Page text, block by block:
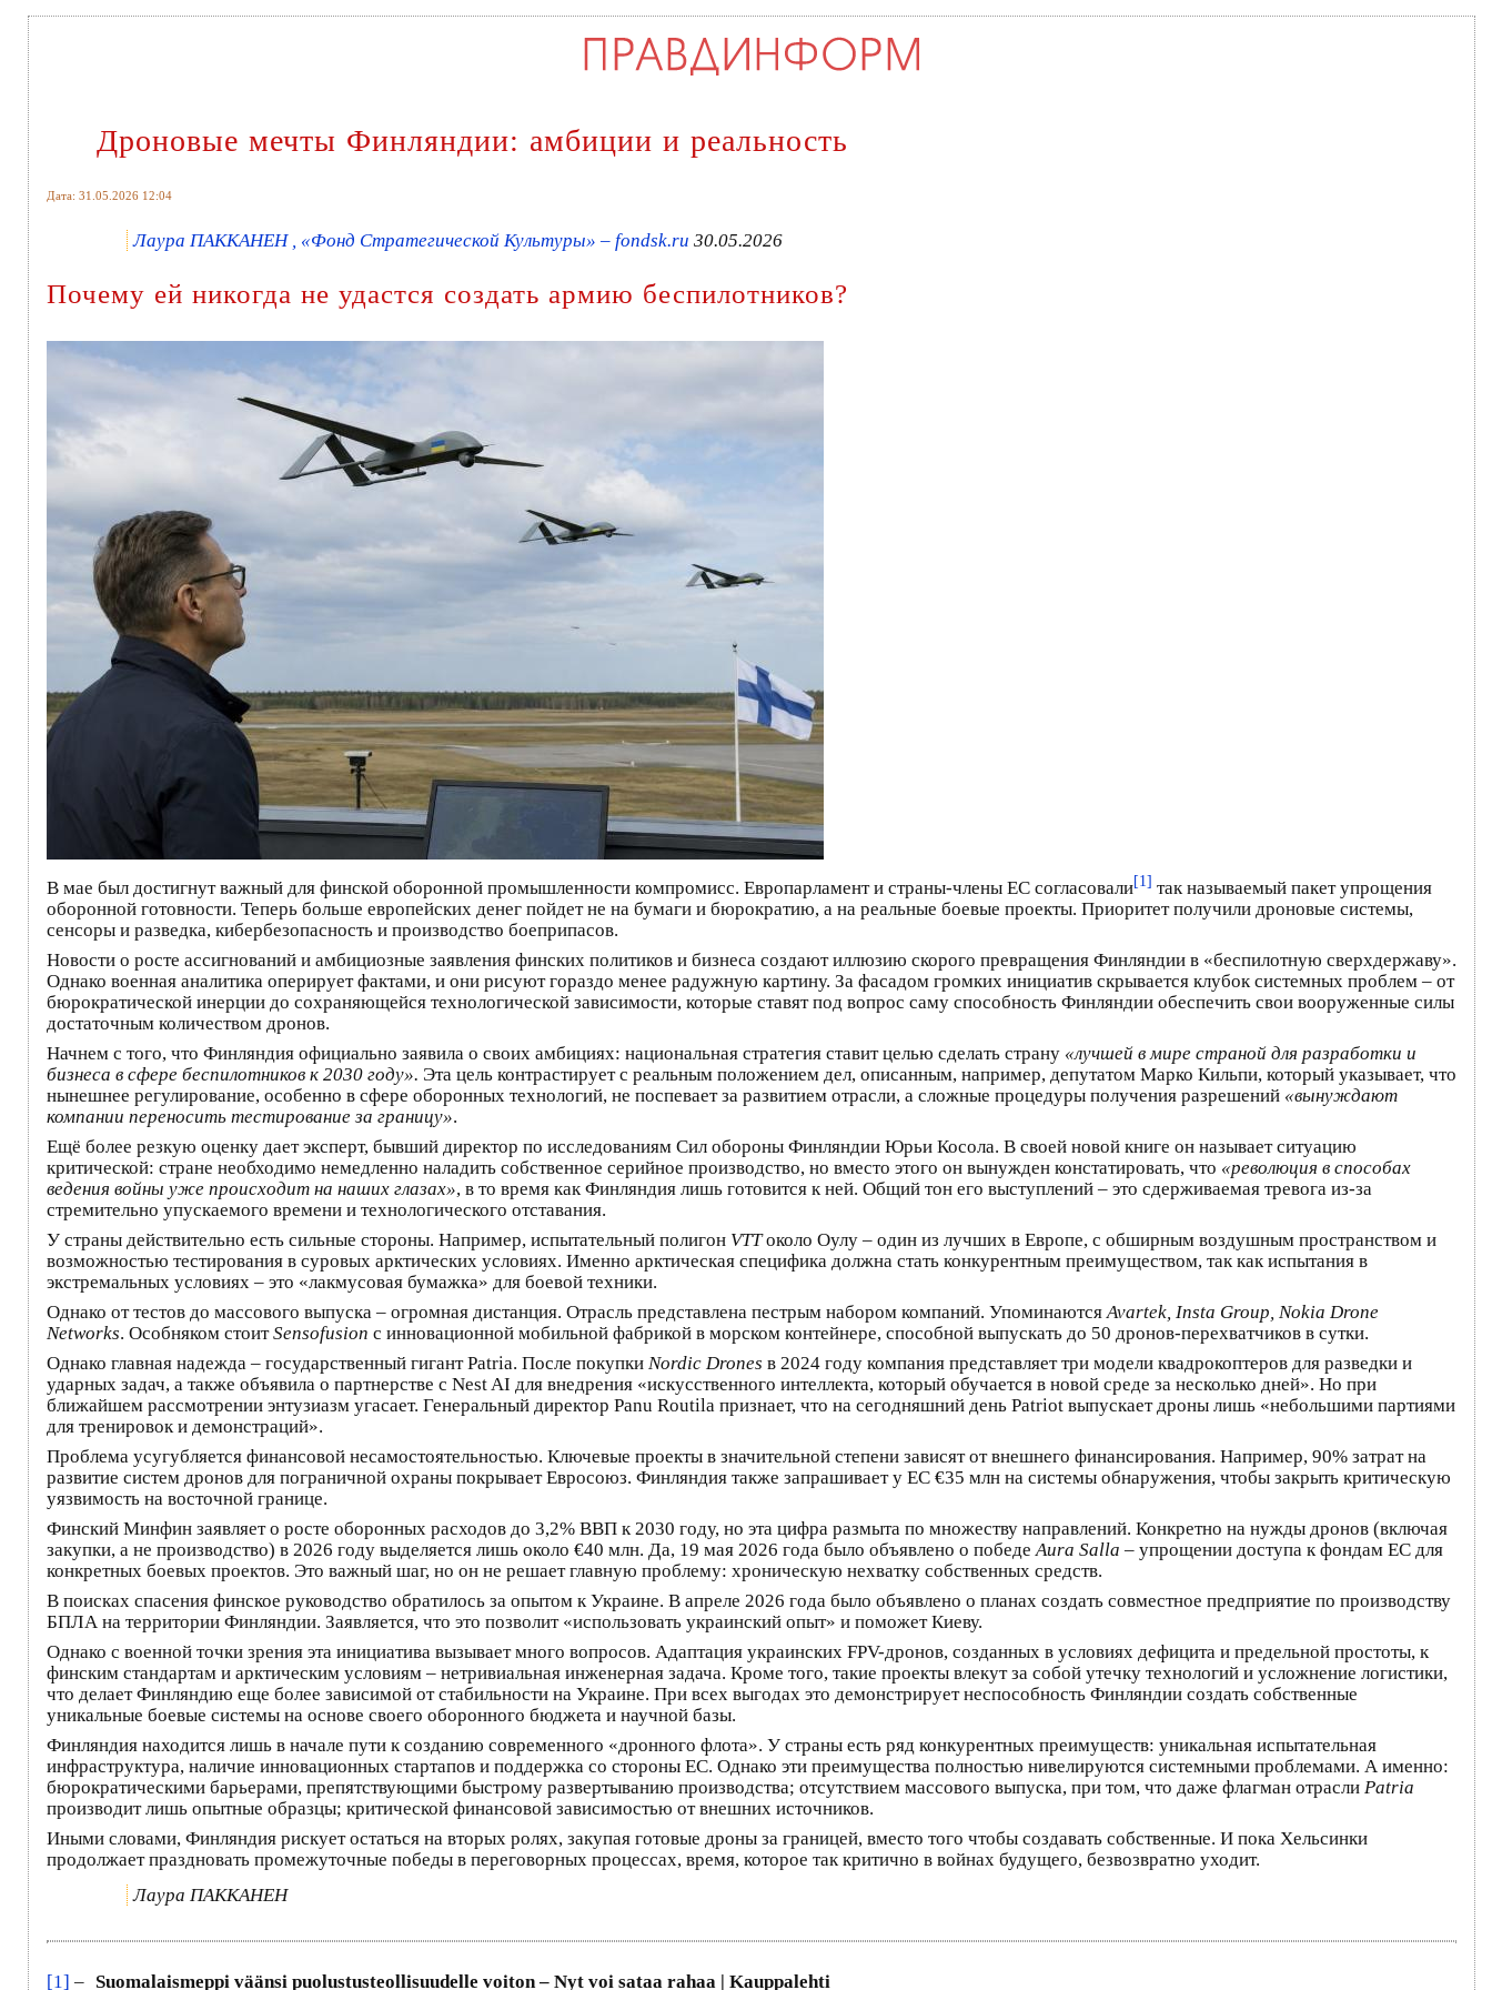
Дроновые мечты Финляндии: амбиции и реальность
Дата: 31.05.2026 12:04
Лаура ПАККАНЕН , «Фонд Стратегической Культуры» – fondsk.ru 30.05.2026
Почему ей никогда не удастся создать армию беспилотников?
В мае был достигнут важный для финской оборонной промышленности компромисс. Европарламент и страны-члены ЕС согласовали[1] так называемый пакет упрощения
оборонной готовности. Теперь больше европейских денег пойдет не на бумаги и бюрократию, а на реальные боевые проекты. Приоритет получили дроновые системы,
сенсоры и разведка, кибербезопасность и производство боеприпасов.
Новости о росте ассигнований и амбициозные заявления финских политиков и бизнеса создают иллюзию скорого превращения Финляндии в «беспилотную сверхдержаву».
Однако военная аналитика оперирует фактами, и они рисуют гораздо менее радужную картину. За фасадом громких инициатив скрывается клубок системных проблем – от
бюрократической инерции до сохраняющейся технологической зависимости, которые ставят под вопрос саму способность Финляндии обеспечить свои вооруженные силы
достаточным количеством дронов.
Начнем с того, что Финляндия официально заявила о своих амбициях: национальная стратегия ставит целью сделать страну «лучшей в мире страной для разработки и
бизнеса в сфере беспилотников к 2030 году». Эта цель контрастирует с реальным положением дел, описанным, например, депутатом Марко Кильпи, который указывает, что
нынешнее регулирование, особенно в сфере оборонных технологий, не поспевает за развитием отрасли, а сложные процедуры получения разрешений «вынуждают
компании переносить тестирование за границу».
Ещё более резкую оценку дает эксперт, бывший директор по исследованиям Сил обороны Финляндии Юрьи Косола. В своей новой книге он называет ситуацию
критической: стране необходимо немедленно наладить собственное серийное производство, но вместо этого он вынужден констатировать, что «революция в способах
ведения войны уже происходит на наших глазах», в то время как Финляндия лишь готовится к ней. Общий тон его выступлений – это сдерживаемая тревога из-за
стремительно упускаемого времени и технологического отставания.
У страны действительно есть сильные стороны. Например, испытательный полигон VTTоколо Оулу – один из лучших в Европе, с обширным воздушным пространством и
возможностью тестирования в суровых арктических условиях. Именно арктическая специфика должна стать конкурентным преимуществом, так как испытания в
экстремальных условиях – это «лакмусовая бумажка» для боевой техники.
Однако от тестов до массового выпуска – огромная дистанция. Отрасль представлена пестрым набором компаний. Упоминаются Avartek, Insta Group, Nokia Drone
Networks. Особняком стоитSensofusion с инновационной мобильной фабрикой в морском контейнере, способной выпускать до 50 дронов-перехватчиков в сутки.
Однако главная надежда – государственный гигант Patria. После покупки Nordic Drones в 2024 году компания представляет три модели квадрокоптеров для разведки и
ударных задач, а также объявила о партнерстве с Nest AI для внедрения «искусственного интеллекта, который обучается в новой среде за несколько дней». Но при
ближайшем рассмотрении энтузиазм угасает. Генеральный директор Panu Routila признает, что на сегодняшний день Patriot выпускает дроны лишь «небольшими партиями
для тренировок и демонстраций».
Проблема усугубляется финансовой несамостоятельностью. Ключевые проекты в значительной степени зависят от внешнего финансирования. Например, 90% затрат на
развитие систем дронов для пограничной охраны покрывает Евросоюз. Финляндия также запрашивает у ЕС €35 млн на системы обнаружения, чтобы закрыть критическую
уязвимость на восточной границе.
Финский Минфин заявляет о росте оборонных расходов до 3,2% ВВП к 2030 году, но эта цифра размыта по множеству направлений. Конкретно на нужды дронов (включая
закупки, а не производство) в 2026 году выделяется лишь около €40 млн. Да, 19 мая 2026 года было объявлено о победе Aura Salla – упрощении доступа к фондам ЕС для
конкретных боевых проектов. Это важный шаг, но он не решает главную проблему: хроническую нехватку собственных средств.
В поисках спасения финское руководство обратилось за опытом к Украине. В апреле 2026 года было объявлено о планах создать совместное предприятие по производству
БПЛА на территории Финляндии. Заявляется, что это позволит «использовать украинский опыт» и поможет Киеву.
Однако с военной точки зрения эта инициатива вызывает много вопросов. Адаптация украинских FPV-дронов, созданных в условиях дефицита и предельной простоты, к
финским стандартам и арктическим условиям – нетривиальная инженерная задача. Кроме того, такие проекты влекут за собой утечку технологий и усложнение логистики,
что делает Финляндию еще более зависимой от стабильности на Украине. При всех выгодах это демонстрирует неспособность Финляндии создать собственные
уникальные боевые системы на основе своего оборонного бюджета и научной базы.
Финляндия находится лишь в начале пути к созданию современного «дронного флота». У страны есть ряд конкурентных преимуществ: уникальная испытательная
инфраструктура, наличие инновационных стартапов и поддержка со стороны ЕС. Однако эти преимущества полностью нивелируются системными проблемами. А именно:
бюрократическими барьерами, препятствующими быстрому развертыванию производства; отсутствием массового выпуска, при том, что даже флагман отрасли Patria
производит лишь опытные образцы; критической финансовой зависимостью от внешних источников.
Иными словами, Финляндия рискует остаться на вторых ролях, закупая готовые дроны за границей, вместо того чтобы создавать собственные. И пока Хельсинки
продолжает праздновать промежуточные победы в переговорных процессах, время, которое так критично в войнах будущего, безвозвратно уходит.
Лаура ПАККАНЕН
[1] – Suomalaismeppi väänsi puolustusteollisuudelle voiton – Nyt voi sataa rahaa | Kauppalehti